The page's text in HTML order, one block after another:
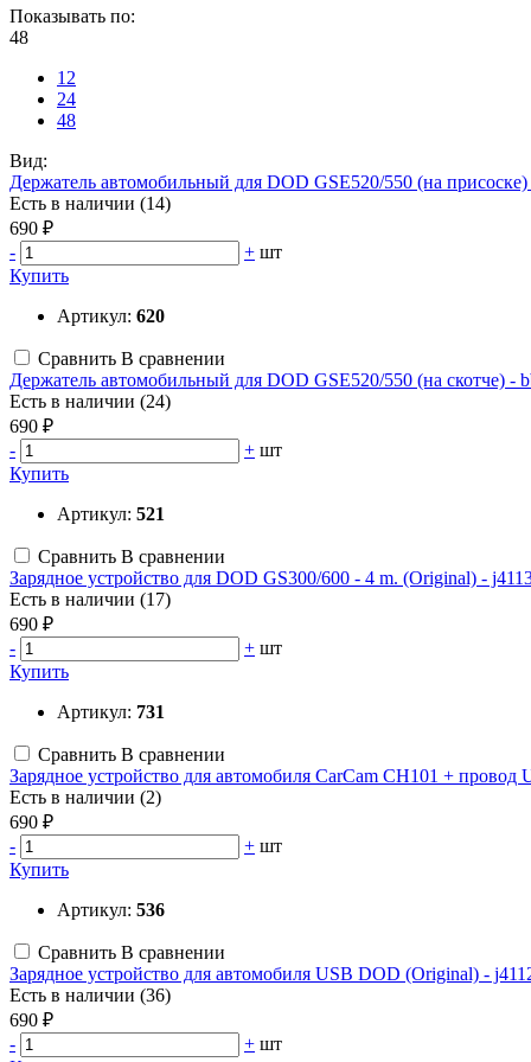
Показывать по:
48
12
24
48
Вид:
Держатель автомобильный для DOD GSE520/550 (на
Есть в наличии (14)
690 ₽
-
+ шт
Купить
Артикул: 620
Сравнить В сравнении
Держатель автомобильный для DOD GSE520/550 (на скотче) -
Есть в наличии (24)
690 ₽
-
+ шт
Купить
Артикул: 521
Сравнить В сравнении
Зарядное устройство для DOD GS300/600 - 4 m. (Original) -
Есть в наличии (17)
690 ₽
-
+ шт
Купить
Артикул: 731
Сравнить В сравнении
Зарядное устройство для автомобиля CarCam CH101 + провод
Есть в наличии (2)
690 ₽
-
+ шт
Купить
Артикул: 536
Сравнить В сравнении
Зарядное устройство для автомобиля USB DOD (Original) -
Есть в наличии (36)
690 ₽
-
+ шт